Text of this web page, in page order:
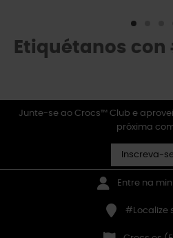
Etiquétanos
Junte-se ao Crocs™ Club e
próxima
Inscreva-
Entre na
#Localize